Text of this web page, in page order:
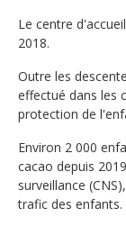
Le centre
2018.
Outre les
effectué dans les
protection de
Environ 2 000
cacao depuis
surveillance
trafic des enfants.